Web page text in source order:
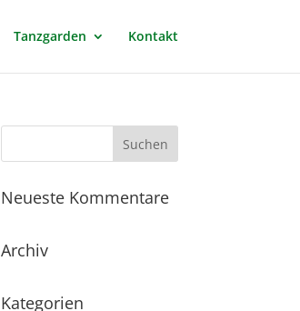
Tanzgarden Kontakt
Neueste Kommentare
Archiv
Kategorien